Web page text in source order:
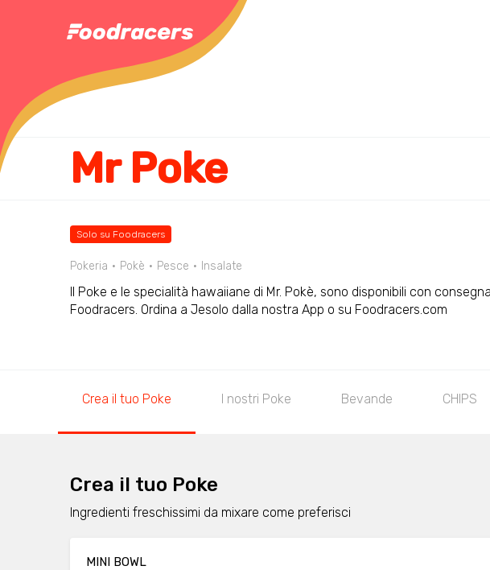
Mr Poke
Solo su Foodracers
Pokeria Pokè Pesce Insalate
Il Poke e le specialità hawaiiane di Mr. Pokè, sono disponibili con
Foodracers. Ordina a Jesolo dalla nostra App o su Foodracers.com
Crea il tuo Poke I nostri Poke Bevande CHIPS
Crea il tuo Poke
Ingredienti freschissimi da mixare come preferisci
MINI BOWL